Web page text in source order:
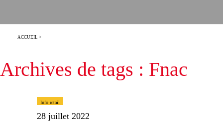
ACCUEIL >
Archives de tags : Fnac
Info retail
28 juillet 2022